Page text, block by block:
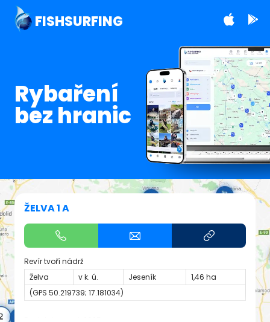
FISHSURFING
Rybaření
bez hranic
ŽELVA 1 A
Revír tvoří nádrž
Želva
v k. ú. Jeseník
1,46 ha
(GPS 50.219739; 17.181034)